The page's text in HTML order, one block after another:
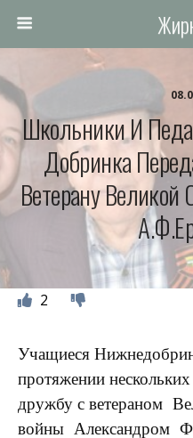
Школьники И
Добринка
Ветерану Великой
2
Учащиеся
протяжении
дружбу с ветераном
войны Александром